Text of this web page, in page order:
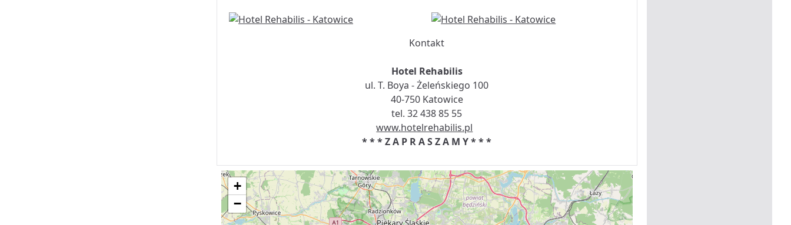
Kontakt
Hotel Rehabilis
ul. T. Boya - Żeleńskiego 100
40-750 Katowice
tel. 32 438 85 55
www.hotelrehabilis.pl
* * * Z A P R A S Z A M Y * * *
+
−